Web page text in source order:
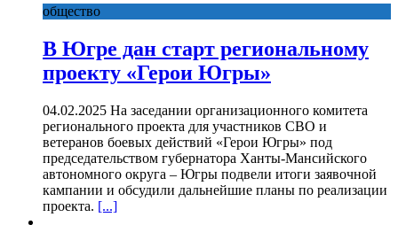
общество
В Югре дан старт региональному
проекту «Герои Югры»
04.02.2025 На заседании организационного комитета
регионального проекта для участников СВО и
ветеранов боевых действий «Герои Югры» под
председательством губернатора Ханты-Мансийского
автономного округа – Югры подвели итоги заявочной
кампании и обсудили дальнейшие планы по реализации
проекта. [...]